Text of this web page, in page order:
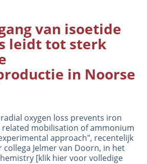
van isoetide
leidt tot sterk
in Noorse
oxygen loss prevents iron
mobilisation of ammonium
approach", recentelijk
Jelmer van Doorn, in het
[klik hiervoor volledige